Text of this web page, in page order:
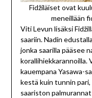
Fidžiläiset ovat
meneillään
Viti Levun lisäksi
saariin. Nadin
jonka saarilla pääsee
korallihiekkarannoilla.
kauempana Yasawa-
kestä kuin tunnin pari,
saariston